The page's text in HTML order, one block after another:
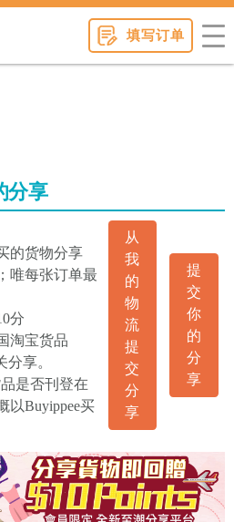
填写订单
分享
的货物分享
唯每张订单最
分
淘宝货品
分享。
是否刊登在
以Buyippee买
从
我
的
物
流
提
交
分
享
提
交
你
的
分
享